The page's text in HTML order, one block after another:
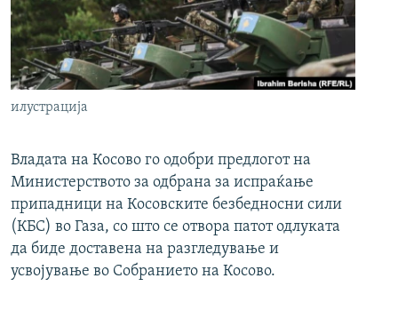
илустрација
Владата на Косово го одобри предлогот на
Министерството за одбрана за испраќање
припадници на Косовските безбедносни сили
(КБС) во Газа, со што се отвора патот одлуката
да биде доставена на разгледување и
усвојување во Собранието на Косово.